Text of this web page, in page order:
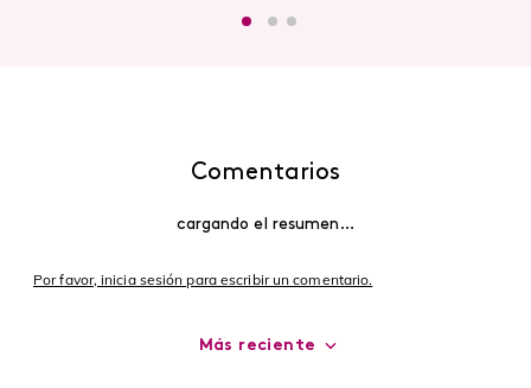
Comentarios
cargando el resumen…
Por favor, inicia sesión para escribir un comentario.
Más reciente